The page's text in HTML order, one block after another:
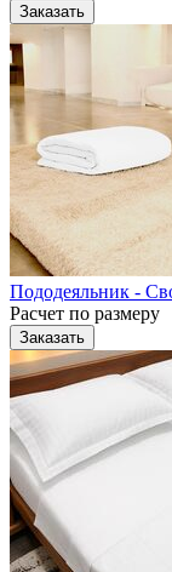
Заказать
Пододеяльник -
Расчет по размеру
Заказать